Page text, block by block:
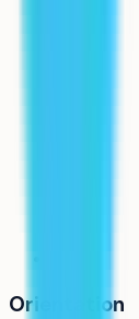
Orientation